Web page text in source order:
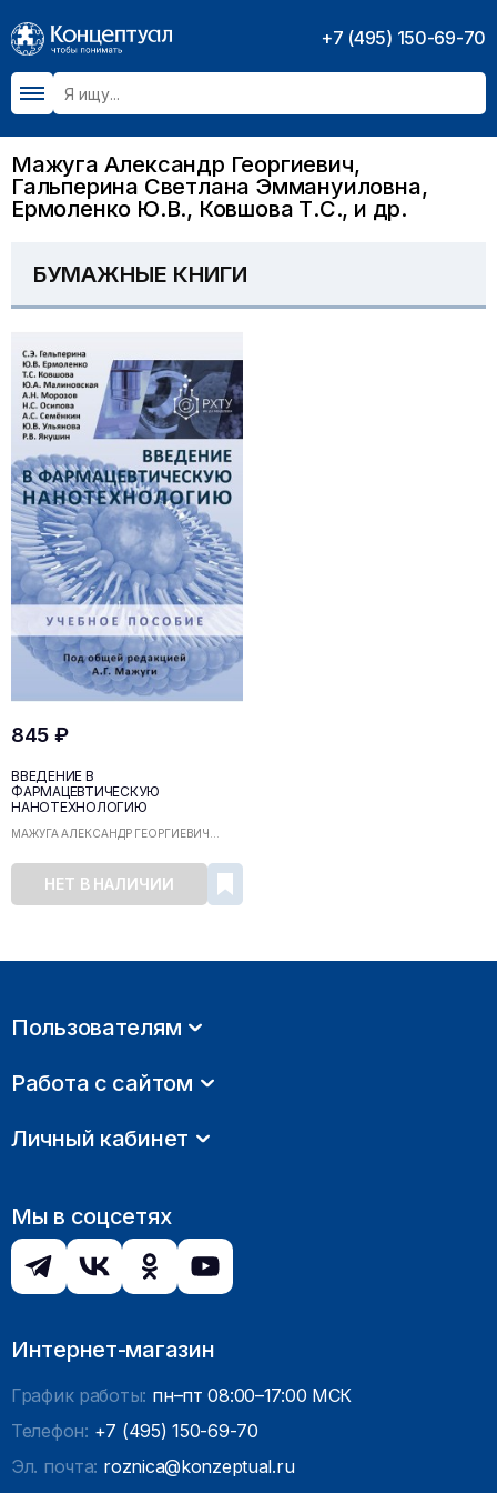
+7 (495) 150-69-70
Мажуга Александр Георгиевич,
Гальперина Светлана Эммануиловна,
Ермоленко Ю.В., Ковшова Т.С., и др.
БУМАЖНЫЕ КНИГИ
845 ₽
ВВЕДЕНИЕ В
ФАРМАЦЕВТИЧЕСКУЮ
НАНОТЕХНОЛОГИЮ
МАЖУГА АЛЕКСАНДР ГЕОРГИЕВИЧ...
НЕТ В НАЛИЧИИ
Пользователям
Работа с сайтом
Личный кабинет
Мы в соцсетях
Интернет-магазин
График работы: пн–пт 08:00–17:00 МСК
Телефон: +7 (495) 150-69-70
Эл. почта: roznica@konzeptual.ru